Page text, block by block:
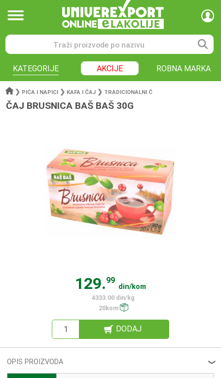
KATEGORIJE AKCIJE ROBNA MARKA
❯ PIĆA I NAPICI ❯ KAFA I ČAJ ❯ TRADICIONALNI Č
ČAJ BRUSNICA BAŠ BAŠ 30G
129.99
din/kom
4333.00 din/kg
20kom
DODAJ
OPIS PROIZVODA ❮